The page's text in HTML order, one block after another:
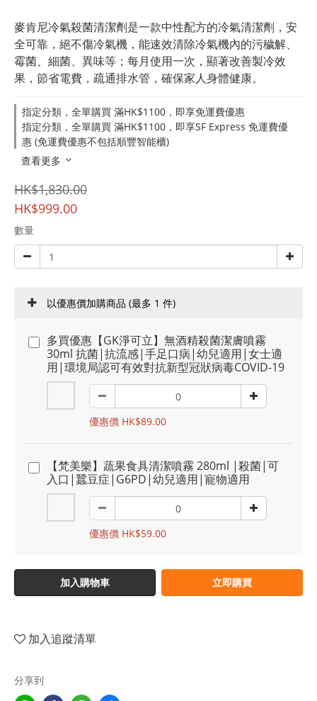
麥肯尼冷氣殺菌清潔劑是一款中性配方的冷氣清潔劑，安
全可靠，絕不傷冷氣機，能速效清除冷氣機內的污穢解、
霉菌、細菌、異味等；每月使用一次，顯著改善製冷效
果，節省電費，疏通排水管，確保家人身體健康。
指定分類，全單購買 滿HK$1100，即享免運費優惠
指定分類，全單購買 滿HK$1100，即享SF Express 免運費優
惠 (免運費優惠不包括順豐智能櫃)
查看更多
HK$1,830.00
HK$999.00
數量
以優惠價加購商品 (最多 1 件)
多買優惠【GK淨可立】無酒精殺菌潔膚噴霧
30ml 抗菌|抗流感|手足口病|幼兒適用|女士適
用|環境局認可有效對抗新型冠狀病毒COVID-19
優惠價 HK$89.00
【梵美樂】蔬果食具清潔噴霧 280ml |殺菌|可
入口|蠶豆症|G6PD|幼兒適用|寵物適用
優惠價 HK$59.00
加入購物車 立即購買
加入追蹤清單
分享到